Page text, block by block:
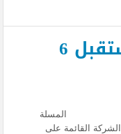
مطار برلين الجديد يستقبل 6
القائمة على